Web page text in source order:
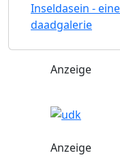
Inseldasein -
daadgalerie
Anzeige
Anzeige